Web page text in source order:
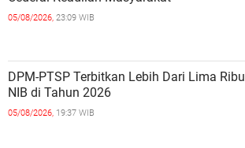
05/08/2026, 23:09 WIB
DPM-PTSP Terbitkan Lebih Dari Lima Ribu
NIB di Tahun 2026
05/08/2026, 19:37 WIB